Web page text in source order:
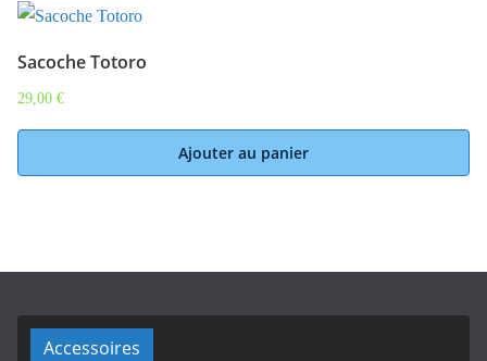
Sacoche Totoro
29,00 €
Ajouter au panier
Accessoires